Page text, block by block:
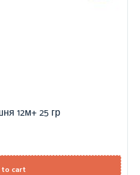
12м+ 25 гр
to cart